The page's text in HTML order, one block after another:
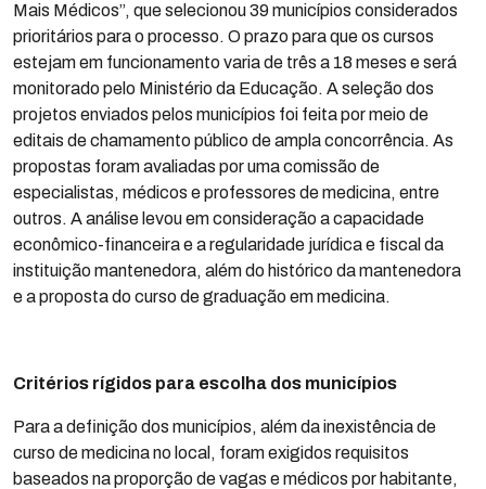
Mais Médicos”, que selecionou 39 municípios considerados
prioritários para o processo. O prazo para que os cursos
estejam em funcionamento varia de três a 18 meses e será
monitorado pelo Ministério da Educação. A seleção dos
projetos enviados pelos municípios foi feita por meio de
editais de chamamento público de ampla concorrência. As
propostas foram avaliadas por uma comissão de
especialistas, médicos e professores de medicina, entre
outros. A análise levou em consideração a capacidade
econômico-financeira e a regularidade jurídica e fiscal da
instituição mantenedora, além do histórico da mantenedora
e a proposta do curso de graduação em medicina.
Critérios rígidos para escolha dos municípios
Para a definição dos municípios, além da inexistência de
curso de medicina no local, foram exigidos requisitos
baseados na proporção de vagas e médicos por habitante,